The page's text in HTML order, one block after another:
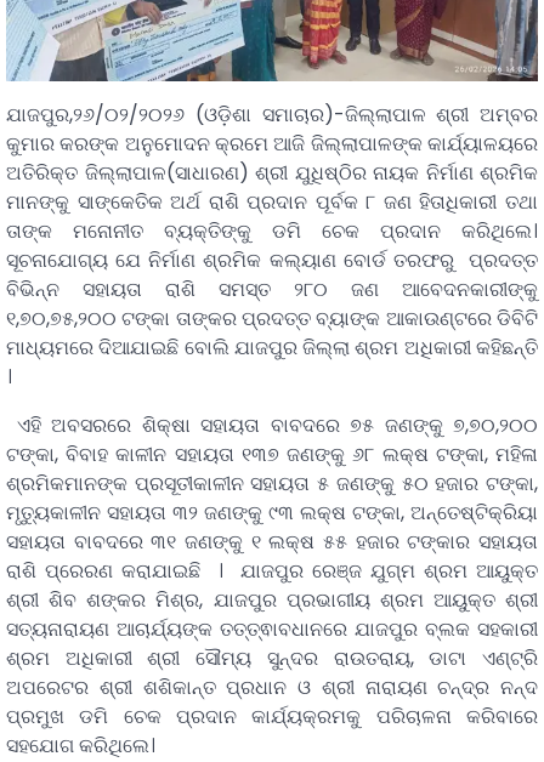
ଯାଜପୁର,୨୬/୦୨/୨୦୨୬ (ଓଡ଼ିଶା ସମାଚାର)-ଜିଲ୍ଲାପାଳ ଶ୍ରୀ ଅମ୍ବର
କୁମାର କରଙ୍କ ଅନୁମୋଦନ କ୍ରମେ ଆଜି ଜିଲ୍ଲାପାଳଙ୍କ କାର୍ଯ୍ୟାଳୟରେ
ଅତିରିକ୍ତ ଜିଲ୍ଲାପାଳ(ସାଧାରଣ) ଶ୍ରୀ ଯୁଧିଷ୍ଠିର ନାୟକ ନିର୍ମାଣ ଶ୍ରମିକ
ମାନଙ୍କୁ ସାଙ୍କେତିକ ଅର୍ଥ ରାଶି ପ୍ରଦାନ ପୂର୍ବକ ୮ ଜଣ ହିତାଧିକାରୀ ତଥା
ତାଙ୍କ ମନୋନୀତ ବ୍ୟକ୍ତିଙ୍କୁ ଡମି ଚେକ ପ୍ରଦାନ କରିଥିଲେ।
ସୂଚନାଯୋଗ୍ୟ ଯେ ନିର୍ମାଣ ଶ୍ରମିକ କଲ୍ୟାଣ ବୋର୍ଡ ତରଫରୁ ପ୍ରଦତ୍ତ
ବିଭିନ୍ନ ସହାୟତା ରାଶି ସମସ୍ତ ୨୮୦ ଜଣ ଆବେଦନକାରୀଙ୍କୁ
୧,୭୦,୭୫,୨୦୦ ଟଙ୍କା ତାଙ୍କର ପ୍ରଦତ୍ତ ବ୍ୟାଙ୍କ ଆକାଉଣ୍ଟରେ ଡିବିଟି
ମାଧ୍ୟମରେ ଦିଆଯାଇଛି ବୋଲି ଯାଜପୁର ଜିଲ୍ଲା ଶ୍ରମ ଅଧିକାରୀ କହିଛନ୍ତି
।
ଏହି ଅବସରରେ ଶିକ୍ଷା ସହାୟତା ବାବଦରେ ୭୫ ଜଣଙ୍କୁ ୭,୭୦,୨୦୦
ଟଙ୍କା, ବିବାହ କାଳୀନ ସହାୟତା ୧୩୭ ଜଣଙ୍କୁ ୬୮ ଲକ୍ଷ ଟଙ୍କା, ମହିଳା
ଶ୍ରମିକମାନଙ୍କ ପ୍ରସୂତୀକାଳୀନ ସହାୟତା ୫ ଜଣଙ୍କୁ ୫୦ ହଜାର ଟଙ୍କା,
ମୃତ୍ୟୁକାଳୀନ ସହାୟତା ୩୨ ଜଣଙ୍କୁ ୯୩ ଲକ୍ଷ ଟଙ୍କା, ଅନ୍ତେଷ୍ଟିକ୍ରିୟା
ସହାୟତା ବାବଦରେ ୩୧ ଜଣଙ୍କୁ ୧ ଲକ୍ଷ ୫୫ ହଜାର ଟଙ୍କାର ସହାୟତା
ରାଶି ପ୍ରେରଣ କରାଯାଇଛି । ଯାଜପୁର ରେଞ୍ଜ ଯୁଗ୍ମ ଶ୍ରମ ଆୟୁକ୍ତ
ଶ୍ରୀ ଶିବ ଶଙ୍କର ମିଶ୍ର, ଯାଜପୁର ପ୍ରଭାଗୀୟ ଶ୍ରମ ଆୟୁକ୍ତ ଶ୍ରୀ
ସତ୍ୟନାରାୟଣ ଆଚାର୍ଯ୍ୟଙ୍କ ତତ୍ତ୍ଵାବଧାନରେ ଯାଜପୁର ବ୍ଲକ ସହକାରୀ
ଶ୍ରମ ଅଧିକାରୀ ଶ୍ରୀ ସୌମ୍ୟ ସୁନ୍ଦର ରାଉତରାୟ, ଡାଟା ଏଣ୍ଟ୍ରି
ଅପରେଟର ଶ୍ରୀ ଶଶିକାନ୍ତ ପ୍ରଧାନ ଓ ଶ୍ରୀ ନାରାୟଣ ଚନ୍ଦ୍ର ନନ୍ଦ
ପ୍ରମୁଖ ଡମି ଚେକ ପ୍ରଦାନ କାର୍ଯ୍ୟକ୍ରମକୁ ପରିଚାଳନା କରିବାରେ
ସହଯୋଗ କରିଥିଲେ।